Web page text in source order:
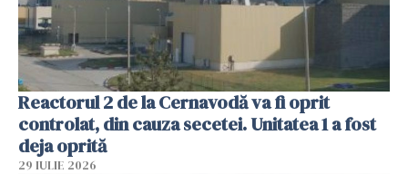
Reactorul 2 de la Cernavodă va fi oprit
controlat, din cauza secetei. Unitatea 1 a fost
deja oprită
29 IULIE 2026